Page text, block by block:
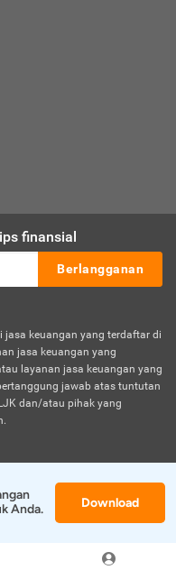
finansial
Berlangganan
jasa keuangan yang terdaftar di
jasa keuangan yang
layanan jasa keuangan yang
jawab atas tuntutan
dan/atau pihak yang
Anda.
Download